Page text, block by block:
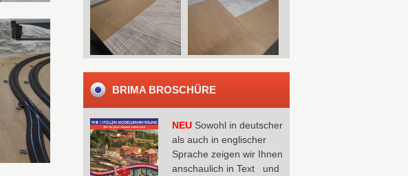
BRIMA BROSCHÜRE
NEU Sowohl in deutscher
als auch in englischer
Sprache zeigen wir Ihnen
anschaulich in Text und